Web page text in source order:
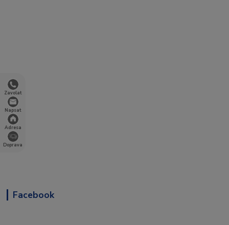
Zavolat
Napsat
Adresa
Doprava
Facebook